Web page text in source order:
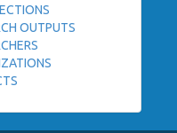
OUTPUTS